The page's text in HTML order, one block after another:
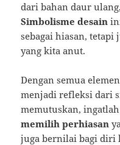
dari bahan daur
Simbolisme desain
sebagai hiasan,
yang kita anut.
Dengan semua
menjadi refleksi dari
memutuskan,
memilih perhiasan
juga bernilai bagi diri